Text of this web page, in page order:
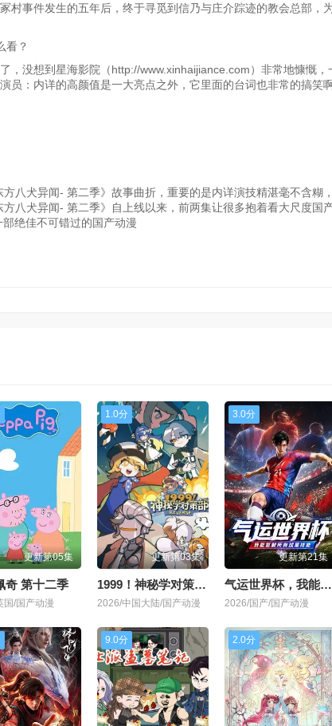
村事件发生的五年后，终于寻觅到信乃与庄介踪迹的教会总部，
看？
，没想到星海影院（http://www.xinhaijiance.com）非常地慷慨，
：内详的高颜值是一大亮点之外，它里面的台词也非常的搞笑啊
八犬异闻- 第二季》故事曲折，重要的是内详演技精湛毫不含糊
八犬异闻- 第二季》自上线以来，前两集让很多抱着看大尺度国
绝佳不可错过的国产动漫
更新第05集
奇 第十二季
国/国产动漫
1.0分
更新第03集
1999！神秘学对策部中配版
2026/中国大陆/国产动漫
3.0分
更新第21集
气运世界杯，我能复制所有球星技能
2026/国产/国产动漫
9.0分 2.0分